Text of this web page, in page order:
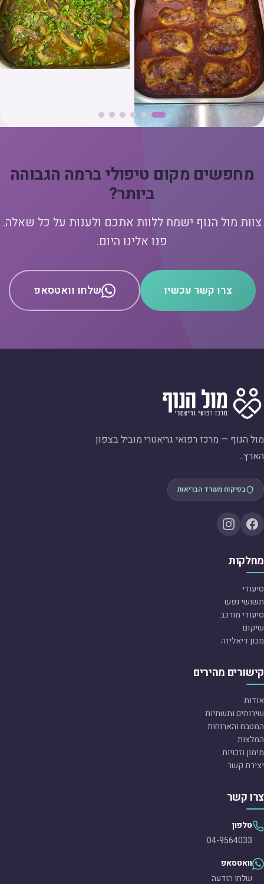
מחפשים מקום טיפולי ברמה הגבוהה
ביותר?
צוות מול הנוף ישמח ללוות אתכם ולענות על כל שאלה.
פנו אלינו היום.
צרו קשר עכשיו שלחו וואטסאפ
מול הנוף — מרכז רפואי גריאטרי מוביל בצפון
הארץ...
בפיקוח משרד הבריאות
מחלקות
סיעודי
תשושי נפש
סיעודי מורכב
שיקום
מכון דיאליזה
קישורים מהירים
אודות
שירותים ותשתיות
המטבח והארוחות
המלצות
מימון וזכויות
יצירת קשר
צרו קשר
טלפון
04-9564033
וואטסאפ
שלחו הודעה